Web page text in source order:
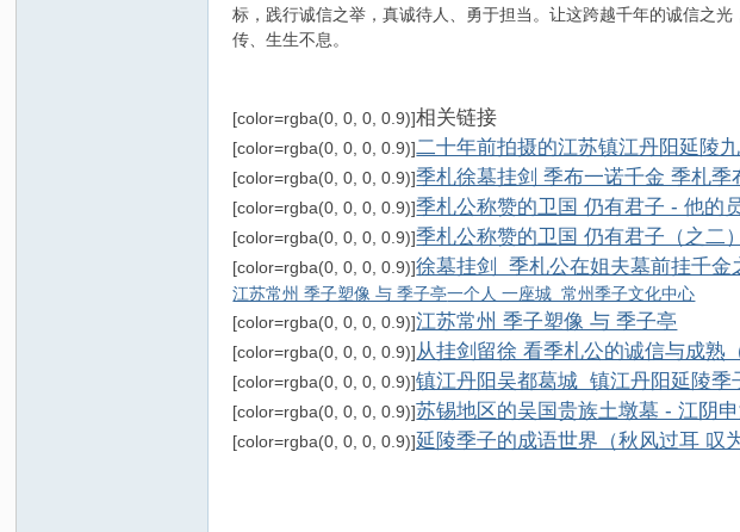
标，践行诚信之举，真诚待人、勇于担当。让这跨越千年的诚信之
传、生生不息。
[color=rgba(0, 0, 0, 0.9)]相关链接
[color=rgba(0, 0, 0, 0.9)]二十年前拍摄的江苏镇江丹阳延陵
[color=rgba(0, 0, 0, 0.9)]季札徐墓挂剑 季布一诺千金 季札
[color=rgba(0, 0, 0, 0.9)]季札公称赞的卫国 仍有君子 - 他的
[color=rgba(0, 0, 0, 0.9)]季札公称赞的卫国 仍有君子（之二
[color=rgba(0, 0, 0, 0.9)]徐墓挂剑 季札公在姐夫墓前挂千金
江苏常州 季子塑像 与 季子亭一个人 一座城 常州季子文化中心
[color=rgba(0, 0, 0, 0.9)]江苏常州 季子塑像 与 季子亭
[color=rgba(0, 0, 0, 0.9)]从挂剑留徐 看季札公的诚信与成熟
[color=rgba(0, 0, 0, 0.9)]镇江丹阳吴都葛城 镇江丹阳延陵季
[color=rgba(0, 0, 0, 0.9)]苏锡地区的吴国贵族土墩墓 - 江阴
[color=rgba(0, 0, 0, 0.9)]延陵季子的成语世界（秋风过耳 叹